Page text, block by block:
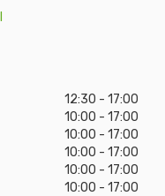
12:30 - 17:00
10:00 - 17:00
10:00 - 17:00
10:00 - 17:00
10:00 - 17:00
10:00 - 17:00